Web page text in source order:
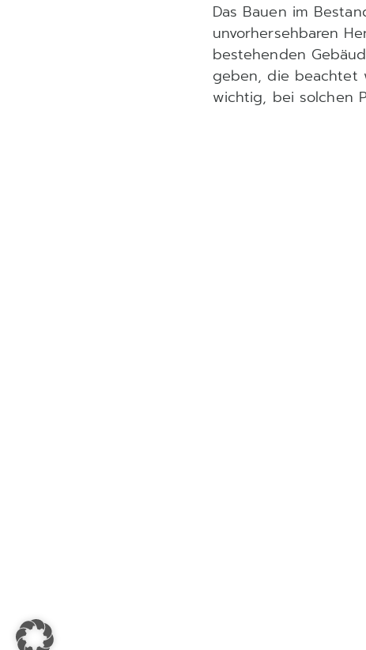
Das Bauen im
unvorhersehbaren
bestehenden
geben, die beachtet
wichtig, bei solchen